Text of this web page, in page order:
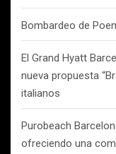
Bombardeo de
El Grand Hyatt
nueva propuesta
italianos
Purobeach
ofreciendo una